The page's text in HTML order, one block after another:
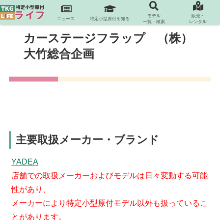
カーステージフラップ （株）
大竹総合企画
主要取扱メーカー・ブランド
YADEA
店舗での取扱メーカーおよびモデルは日々変動する可能
性があり、
メーカーにより特定小型原付モデル以外も扱っているこ
とがあります。
ニュース 特定小型原付を知る
モデル
一覧・検索
販売・
レンタル